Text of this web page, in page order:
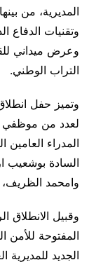
المديرية، من
وتقنيات الدفاع
وعرض ميداني
التراب الوطني.
وتميز حفل
لعدد من موظفي
المدراء
السادة بوشعيب
وامحمد الظريف،
وقبيل الانطلاق
المفتوحة للأمن
الجديد